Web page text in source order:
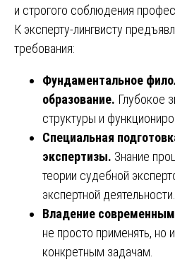
и строгого соблюдения
К эксперту-лингвисту
требования:
Фундаментальное
образование. Глубокое
структуры и
Специальная
экспертизы. Знание
теории судебной
экспертной деятельности.
Владение
не просто применять, но
конкретным задачам.